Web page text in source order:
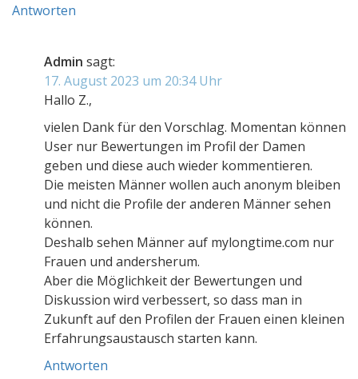
Antworten
Admin sagt:
17. August 2023 um 20:34 Uhr
Hallo Z.,
vielen Dank für den Vorschlag. Momentan können
User nur Bewertungen im Profil der Damen
geben und diese auch wieder kommentieren.
Die meisten Männer wollen auch anonym bleiben
und nicht die Profile der anderen Männer sehen
können.
Deshalb sehen Männer auf mylongtime.com nur
Frauen und andersherum.
Aber die Möglichkeit der Bewertungen und
Diskussion wird verbessert, so dass man in
Zukunft auf den Profilen der Frauen einen kleinen
Erfahrungsaustausch starten kann.
Antworten